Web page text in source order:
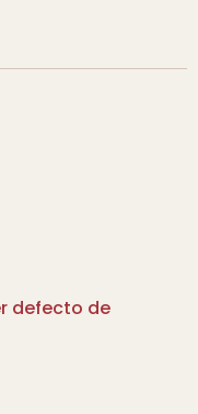
defecto de